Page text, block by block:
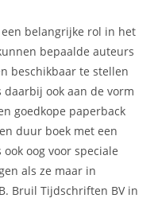
belangrijke rol in het
bepaalde auteurs
beschikbaar te stellen
ook aan de vorm
goedkope paperback
duur boek met een
oog voor speciale
als ze maar in
Bruil Tijdschriften BV in